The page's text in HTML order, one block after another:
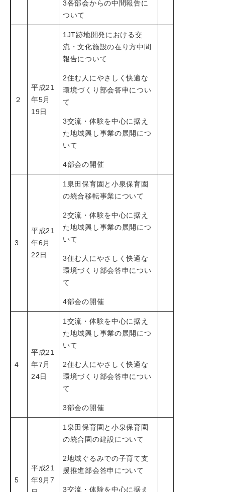
3各部会からの中間報告に
ついて
２
平成21
年5月
19日
1JT跡地開発における交
流・文化施設の在り方中間
報告について
2住む人にやさしく快適な
環境づくり部会答申につい
て
3交流・体験を中心に据え
た地域興し事業の展開につ
いて
4部会の開催
3
平成21
年6月
22日
1泉田保育園と小泉保育園
の統合移転事業について
2交流・体験を中心に据え
た地域興し事業の展開につ
いて
3住む人にやさしく快適な
環境づくり部会答申につい
て
4部会の開催
4
平成21
年7月
24日
1交流・体験を中心に据え
た地域興し事業の展開につ
いて
2住む人にやさしく快適な
環境づくり部会答申につい
て
3部会の開催
5
平成21
年9月7
1泉田保育園と小泉保育園
の統合園の建設について
2地域ぐるみでの子育て支
援推進部会答申について
3交流・体験を中心に据え